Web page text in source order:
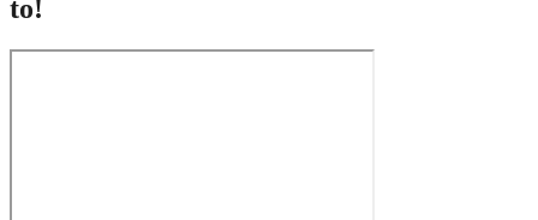
to!